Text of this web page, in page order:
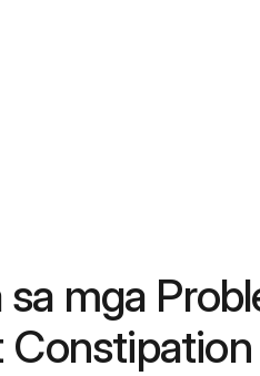
mga
Constipation